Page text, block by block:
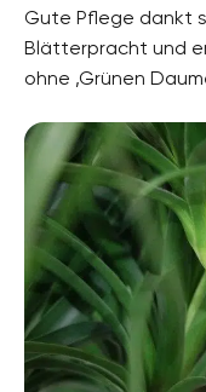
Gartenstil
Wintergarten
Gute Pflege dankt
Blätterpracht und
ohne ‚Grünen